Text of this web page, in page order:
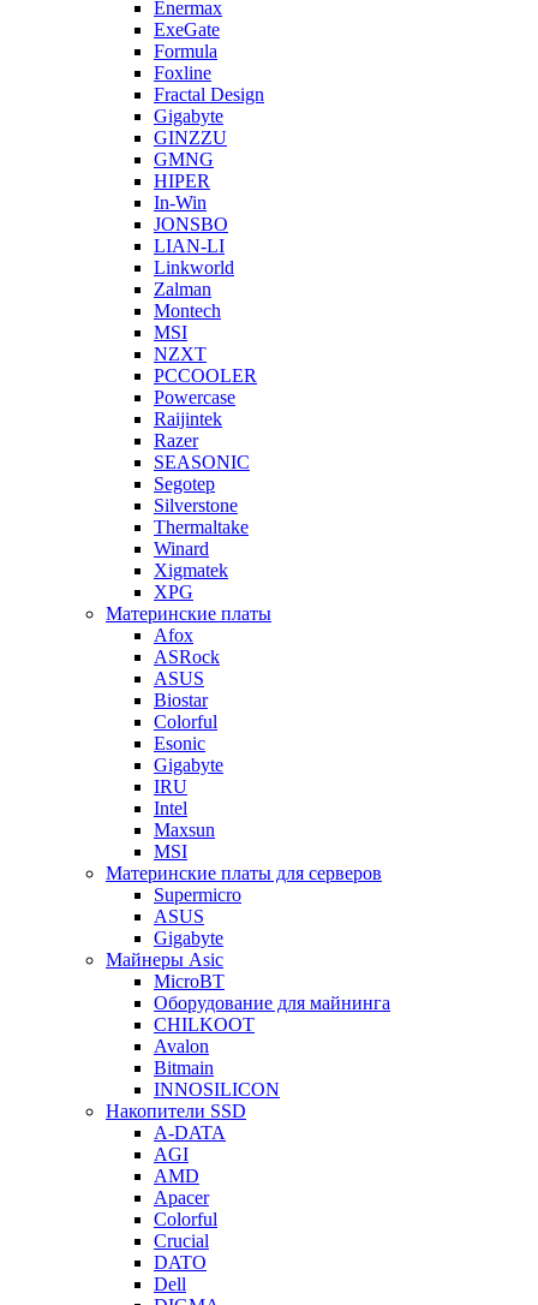
Enermax
ExeGate
Formula
Foxline
Fractal Design
Gigabyte
GINZZU
GMNG
HIPER
In-Win
JONSBO
LIAN-LI
Linkworld
Zalman
Montech
MSI
NZXT
PCCOOLER
Powercase
Raijintek
Razer
SEASONIC
Segotep
Silverstone
Thermaltake
Winard
Xigmatek
XPG
Материнские платы
Afox
ASRock
ASUS
Biostar
Colorful
Esonic
Gigabyte
IRU
Intel
Maxsun
MSI
Материнские платы для серверов
Supermicro
ASUS
Gigabyte
Майнеры Asic
MicroBT
Оборудование для майнинга
CHILKOOT
Avalon
Bitmain
INNOSILICON
Накопители SSD
A-DATA
AGI
AMD
Apacer
Colorful
Crucial
DATO
Dell